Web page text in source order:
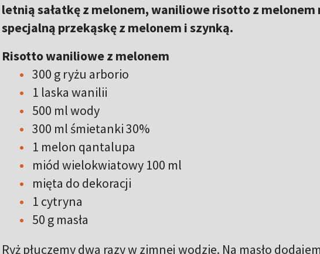
letnią sałatkę z melonem, waniliowe risotto z melonem
specjalną przekąskę z melonem i szynką.
Risotto waniliowe z melonem
300 g ryżu arborio
1 laska wanilii
500 ml wody
300 ml śmietanki 30%
1 melon qantalupa
miód wielokwiatowy 100 ml
mięta do dekoracji
1 cytryna
50 g masła
Ryż płuczemy dwa razy w zimnej wodzie. Na masło